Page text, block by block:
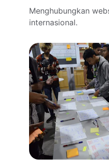
Menghubungkan
internasional.